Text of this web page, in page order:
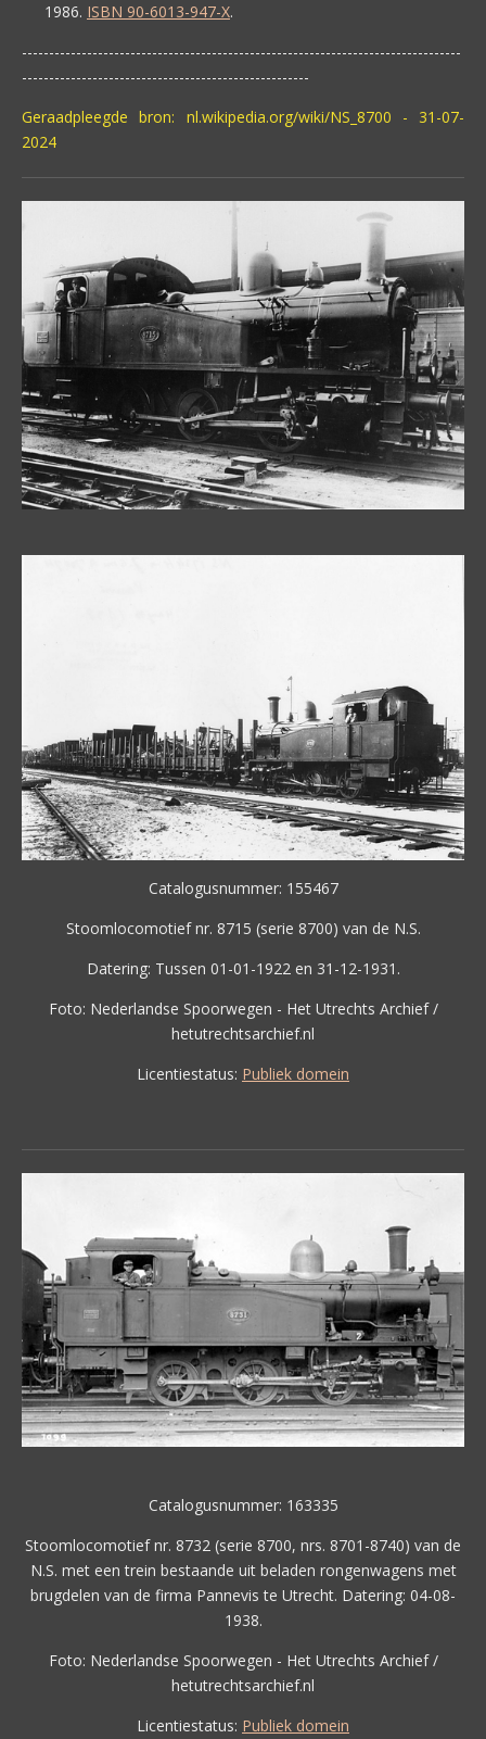
1986. ISBN 90-6013-947-X.
---------------------------------------------------------------------------------
-----------------------------------------------------
Geraadpleegde bron: nl.wikipedia.org/wiki/NS_8700 - 31-07-
2024
Catalogusnummer: 155467
Stoomlocomotief nr. 8715 (serie 8700) van de N.S.
Datering: Tussen 01-01-1922 en 31-12-1931.
Foto: Nederlandse Spoorwegen - Het Utrechts Archief /
hetutrechtsarchief.nl
Licentiestatus: Publiek domein
Catalogusnummer: 163335
Stoomlocomotief nr. 8732 (serie 8700, nrs. 8701-8740) van de
N.S. met een trein bestaande uit beladen rongenwagens met
brugdelen van de firma Pannevis te Utrecht. Datering: 04-08-
1938.
Foto: Nederlandse Spoorwegen - Het Utrechts Archief /
hetutrechtsarchief.nl
Licentiestatus: Publiek domein